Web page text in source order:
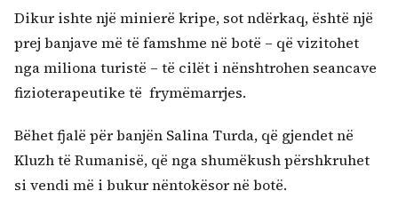
Dikur ishte një minierë kripe, sot ndërkaq, është një
prej banjave më të famshme në botë – që vizitohet
nga miliona turistë – të cilët i nënshtrohen seancave
fizioterapeutike të frymëmarrjes.
Bëhet fjalë për banjën Salina Turda, që gjendet në
Kluzh të Rumanisë, që nga shumëkush përshkruhet
si vendi më i bukur nëntokësor në botë.